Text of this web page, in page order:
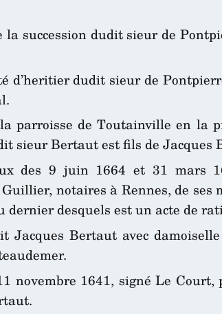
la succession dudit sieur de
d’heritier dudit sieur de
parroisse de Toutainville en la
sieur Bertaut est fils de Jacques
des 9 juin 1664 et 31 mars
notaires à Rennes, de
dernier desquels est un acte de
Jacques Bertaut avec
novembre 1641, signé Le